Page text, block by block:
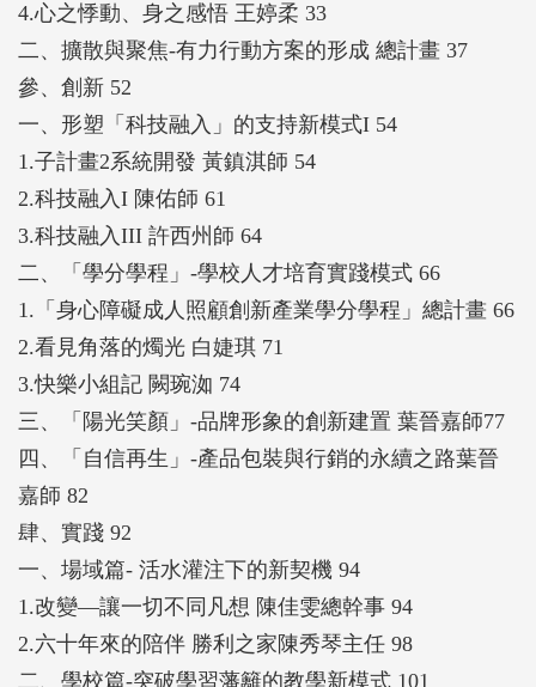
4.心之悸動、身之感悟 王婷柔 33
二、擴散與聚焦-有力行動方案的形成 總計畫 37
參、創新 52
一、形塑「科技融入」的支持新模式I 54
1.子計畫2系統開發 黃鎮淇師 54
2.科技融入I 陳佑師 61
3.科技融入III 許西州師 64
二、「學分學程」-學校人才培育實踐模式 66
1.「身心障礙成人照顧創新產業學分學程」總計畫 66
2.看見角落的燭光 白婕琪 71
3.快樂小組記 闕琬洳 74
三、「陽光笑顏」-品牌形象的創新建置 葉晉嘉師77
四、「自信再生」-產品包裝與行銷的永續之路葉晉
嘉師 82
肆、實踐 92
一、場域篇- 活水灌注下的新契機 94
1.改變—讓一切不同凡想 陳佳雯總幹事 94
2.六十年來的陪伴 勝利之家陳秀琴主任 98
二、學校篇-突破學習藩籬的教學新模式 101